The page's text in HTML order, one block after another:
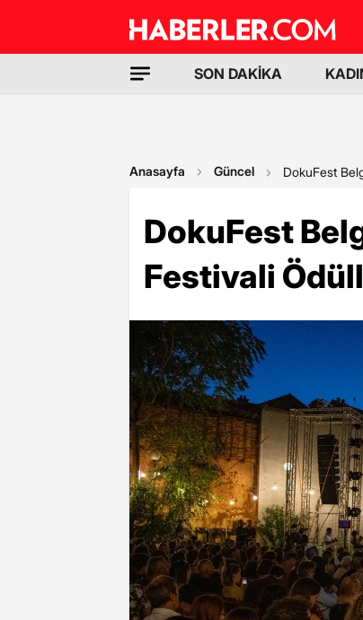
SON DAKİKA
Anasayfa Güncel DokuFest
DokuFest
Festivali